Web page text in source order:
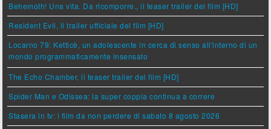
Behemoth! Una vita. Da ricomporre., il teaser trailer del film [HD]
Resident Evil, il trailer ufficiale del film [HD]
Locarno 79: Ketticè, un adolescente in cerca di senso all'interno di un
mondo programmaticamente insensato
The Echo Chamber, il teaser trailer del film [HD]
Spider Man e Odissea: la super coppia continua a correre
Stasera in tv: i film da non perdere di sabato 8 agosto 2026